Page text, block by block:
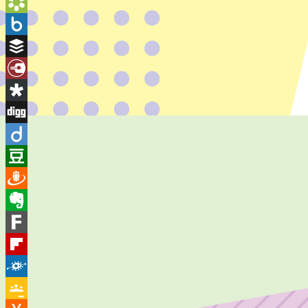
Bookmarks.fr
Box.net
Buffer
Diary.Ru
Diaspora
Digg
Diigo
Douban
Draugiem
Evernote
Fark
Flipboard
Folkd